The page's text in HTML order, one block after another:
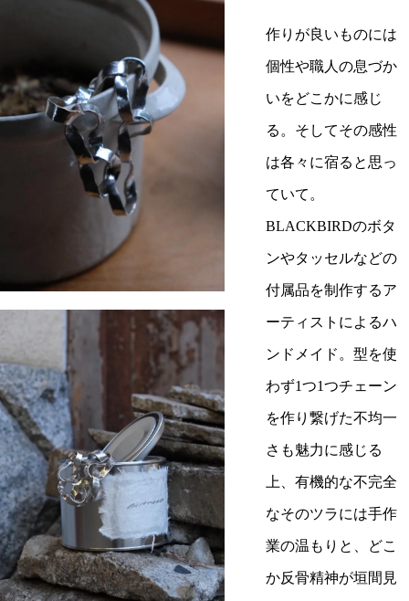
作りが良いものには
個性や職人の息づか
いをどこかに感じ
る。そしてその感性
は各々に宿ると思っ
ていて。
BLACKBIRDのボタ
ンやタッセルなどの
付属品を制作するア
ーティストによるハ
ンドメイド。型を使
わず1つ1つチェーン
を作り繋げた不均一
さも魅力に感じる
上、有機的な不完全
なそのツラには手作
業の温もりと、どこ
か反骨精神が垣間見